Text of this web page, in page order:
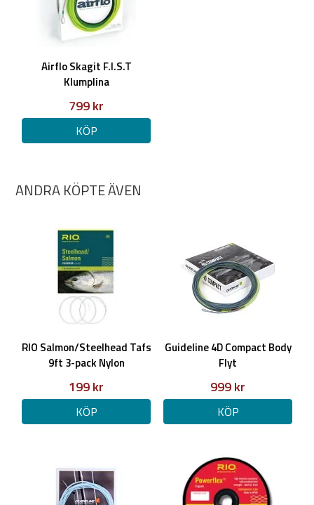
Airflo Skagit F.I.S.T
Klumplina
799 kr
KÖP
ANDRA KÖPTE ÄVEN
RIO Salmon/Steelhead Tafs
9ft 3-pack Nylon
199 kr
KÖP
Guideline 4D Compact Body
Flyt
999 kr
KÖP